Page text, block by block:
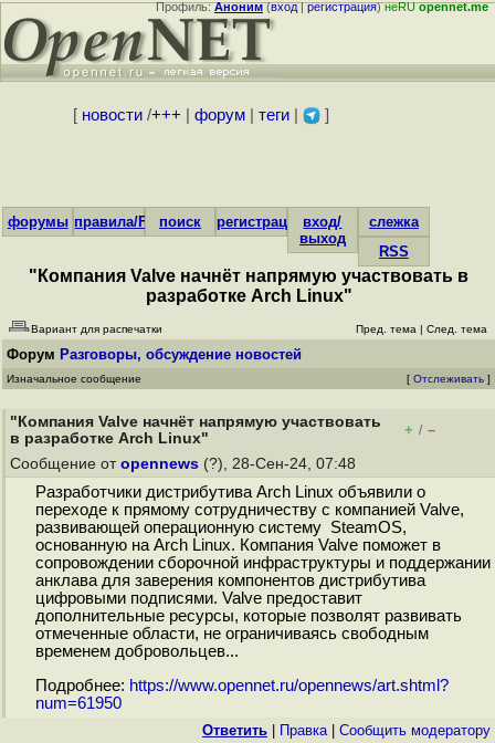
Профиль:Аноним(вход|регистрация)неRUopennet.me
[ новости/+++ форум| теги| ]
форумы правила/FAQпоиск регистрациявход/
выход
слежка
RSS
"Компания Valve начнёт напрямую участвовать в
разработке Arch Linux"
Вариант для распечатки Пред. тема | След. тема
Форум Разговоры, обсуждение новостей
Изначальное сообщение [ Отслеживать ]
"Компания Valve начнёт напрямую участвовать
в разработке Arch Linux"
+ / –
Сообщение от opennews (?), 28-Сен-24, 07:48
Разработчики дистрибутива Arch Linux объявили о
переходе к прямому сотрудничеству с компанией Valve,
развивающей операционную систему SteamOS,
основанную на Arch Linux. Компания Valve поможет в
сопровождении сборочной инфраструктуры и поддержании
анклава для заверения компонентов дистрибутива
цифровыми подписями. Valve предоставит
дополнительные ресурсы, которые позволят развивать
отмеченные области, не ограничиваясь свободным
временем добровольцев...
Подробнее: https://www.opennet.ru/opennews/art.shtml?
num=61950
Ответить Правка| Cообщить модератору